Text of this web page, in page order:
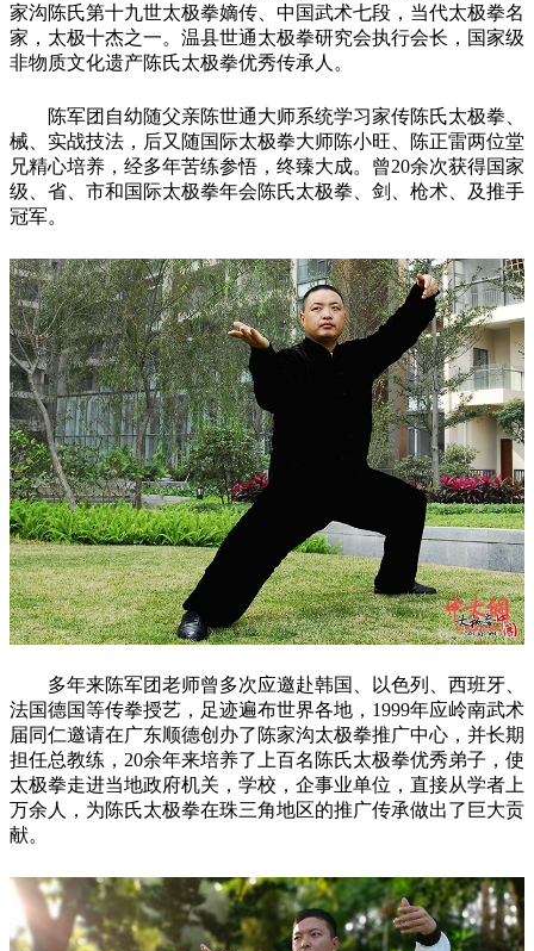
家沟陈氏第十九世太极拳嫡传、中国武术七段，当代太极拳名
家，太极十杰之一。温县世通太极拳研究会执行会长，国家级
非物质文化遗产陈氏太极拳优秀传承人。
陈军团自幼随父亲陈世通大师系统学习家传陈氏太极拳、
械、实战技法，后又随国际太极拳大师陈小旺、陈正雷两位堂
兄精心培养，经多年苦练参悟，终臻大成。曾20余次获得国家
级、省、市和国际太极拳年会陈氏太极拳、剑、枪术、及推手
冠军。
多年来陈军团老师曾多次应邀赴韩国、以色列、西班牙、
法国德国等传拳授艺，足迹遍布世界各地，1999年应岭南武术
届同仁邀请在广东顺德创办了陈家沟太极拳推广中心，并长期
担任总教练，20余年来培养了上百名陈氏太极拳优秀弟子，使
太极拳走进当地政府机关，学校，企事业单位，直接从学者上
万余人，为陈氏太极拳在珠三角地区的推广传承做出了巨大贡
献。